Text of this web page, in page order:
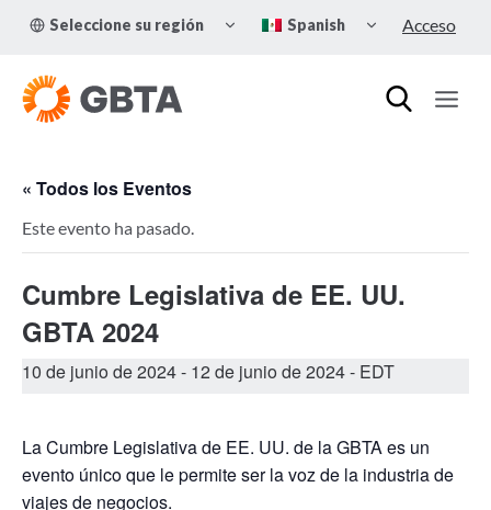
Seleccione su región
TOGGLE
CHILD
Spanish
CHILDAcceso
« Todos los Eventos
Este evento ha pasado.
Cumbre Legislativa de EE. UU.
GBTA 2024
10 de junio de 2024- 12 de junio de 2024- EDT
La Cumbre Legislativa de EE. UU. de la GBTA es un
evento único que le permite ser la voz de la industria de
viajes de negocios.